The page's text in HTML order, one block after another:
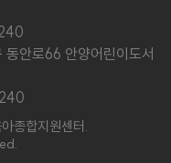
안로66 안양어린이도서
종합지원센터.